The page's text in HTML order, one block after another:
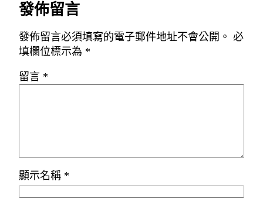
發佈留言
發佈留言必須填寫的電子郵件地址不會公開。 必
填欄位標示為 *
留言 *
顯示名稱 *